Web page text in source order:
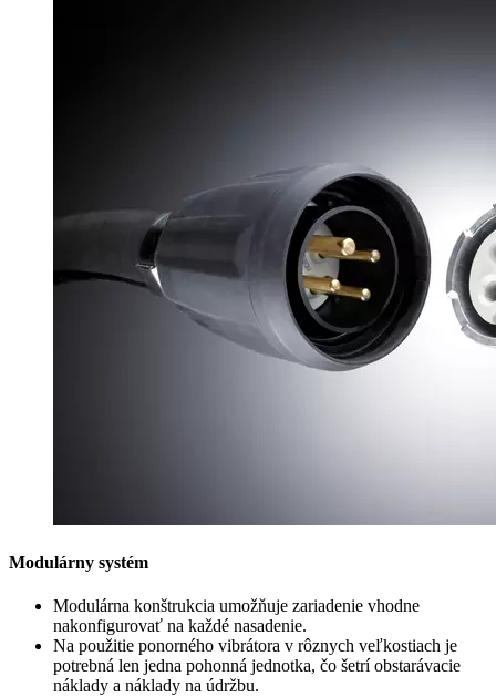
Modulárny systém
Modulárna konštrukcia umožňuje zariadenie vhodne
nakonfigurovať na každé nasadenie.
Na použitie ponorného vibrátora v rôznych veľkostiach je
potrebná len jedna pohonná jednotka, čo šetrí obstarávacie
náklady a náklady na údržbu.